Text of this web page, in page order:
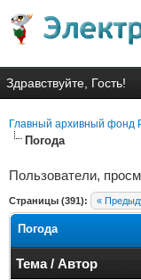
Здравствуйте, Гость!
Главный архивный фонд
Погода
Пользователи,
Страницы (391): «
Погода
Тема/ Автор